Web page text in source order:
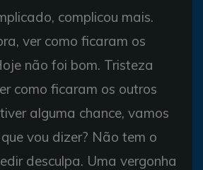
complicou mais.
ver como ficaram os
não foi bom. Tristeza
como ficaram os outros
alguma chance, vamos
vou dizer? Não tem o
desculpa. Uma vergonha